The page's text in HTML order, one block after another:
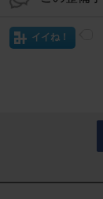
イイね！